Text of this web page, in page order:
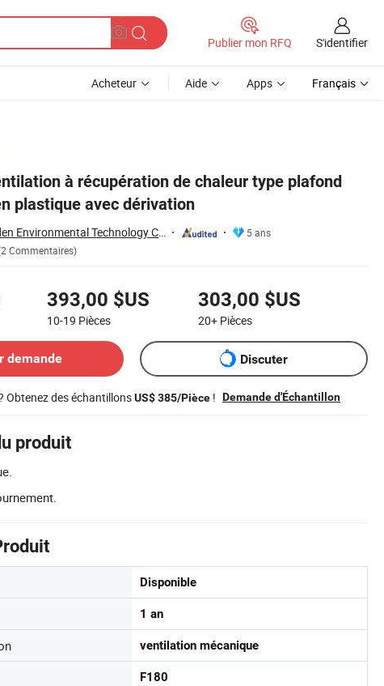
Publier mon RFQ S'identifier
Acheteur Aide Apps Français
à récupération de chaleur type plafond
plastique avec dérivation
Zhongshan Aden Environmental Technology Co., Ltd.
5 ans
Commentaires)
393,00 $US
10-19 Pièces
303,00 $US
20+ Pièces
demande
Discuter
Obtenez des échantillonsUS$ 385/Pièce ! Demande d'Échantillon
produit
Disponible
1 an
ventilation mécanique
F180